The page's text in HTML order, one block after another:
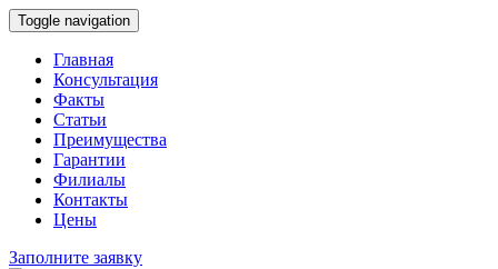
Toggle navigation
Главная
Консультация
Факты
Статьи
Преимущества
Гарантии
Филиалы
Контакты
Цены
Заполните заявку